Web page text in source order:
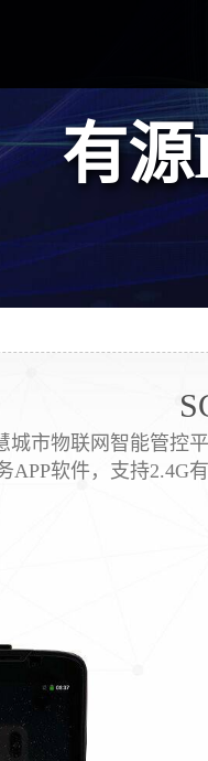
有
城市物联网智能管控
软件，支持2.4G